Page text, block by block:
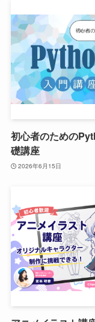
初心者のための
礎講座
2026年6月15日